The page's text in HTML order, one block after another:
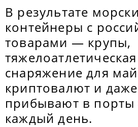
В результате
контейнеры с
товарами — крупы,
снаряжение для
криптовалют и
прибывают в
каждый день.